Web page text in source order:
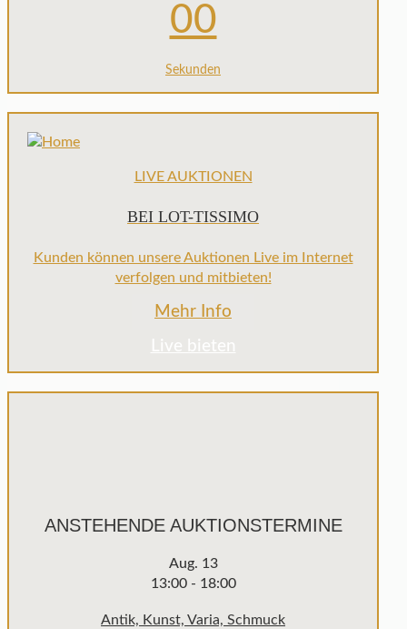
00
Sekunden
LIVE AUKTIONEN
BEI LOT-TISSIMO
Kunden können unsere Auktionen Live im Internet
verfolgen und mitbieten!
Mehr Info
Live bieten
ANSTEHENDE AUKTIONSTERMINE
Aug. 13
13:00- 18:00
Antik, Kunst, Varia, Schmuck